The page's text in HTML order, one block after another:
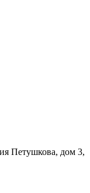
Петушкова, дом 3,